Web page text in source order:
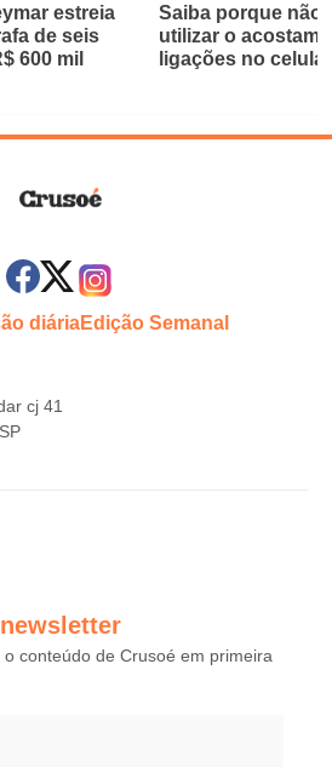
estreia
de seis
600 mil
Saiba porque não
utilizar o
ligações no celular
diáriaEdição Semanal
cj 41
conteúdo de Crusoé em primeira